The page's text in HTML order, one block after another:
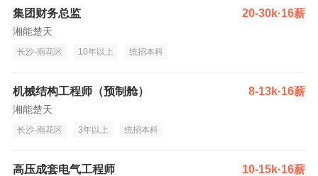
集团财务总监 20-30k·16薪
湘能楚天
长沙-雨花区 10年以上 统招本科
机械结构工程师（预制舱） 8-13k·16薪
湘能楚天
长沙-雨花区 3年以上 统招本科
高压成套电气工程师 10-15k·16薪